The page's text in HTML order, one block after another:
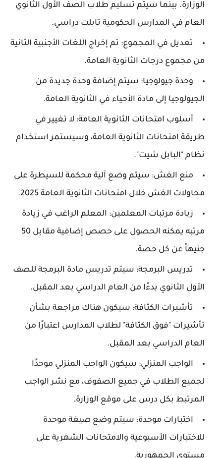
الوزارة. بينما سيتم تسليم طلاب الصف الأول الثانوي
العام في المدارس الحكومية تابلت دراسي.
تعديل في المجموع: تم إخراج اللغات الأجنبية الثانية
من مجموع درجات الثانوية العامة.
وحدة جيولوجيا: سيتم إضافة وحدة جديدة من
الجيولوجيا إلى مادة الأحياء في الثانوية العامة.
أسلوب امتحانات الثانوية العامة: لا تغيير في
طريقة امتحانات الثانوية العامة، وسيستمر استخدام
نظام "البابل شيت".
منع الغش: سيتم وضع آلية محكمة للسيطرة على
محاولات الغش خلال امتحانات الثانوية العامة 2025.
زيادة مرتبات المعلمين: المعلم الراغب في زيادة
مرتبه يمكنه الحصول على حصص إضافية مقابل 50
جنيهاً عن كل حصة.
تدريس البرمجة: سيتم تدريس مادة البرمجة للصف
الأول الثانوي بدءًا من العام الدراسي بعد المقبل.
تأشيرات الكثافة: سيكون هناك مراجعة بشأن
تأشيرات "فوق الكثافة" لطلاب المدارس اعتبارًا من
العام الدراسي بعد المقبل.
الواجب المنزلي: سيكون الواجب المنزلي موحدًا
لجميع الطلاب في جميع الصفوف، مع نشر الواجب
المرتبط بكل درس على موقع الوزارة.
اختبارات موحدة: سيتم وضع صيغة موحدة
للاختبارات الأسبوعية والامتحانات الشهرية على
مستوى الجمهورية.